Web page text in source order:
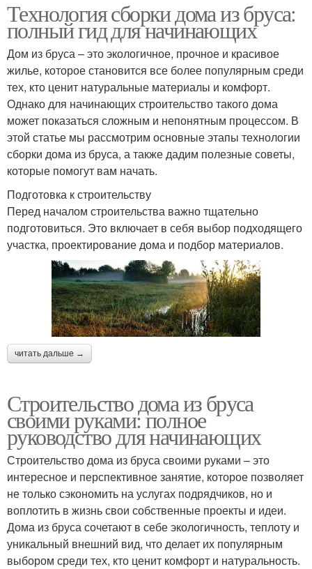
Технология сборки дома из бруса:
полный гид для начинающих
Дом из бруса – это экологичное, прочное и красивое
жилье, которое становится все более популярным среди
тех, кто ценит натуральные материалы и комфорт.
Однако для начинающих строительство такого дома
может показаться сложным и непонятным процессом. В
этой статье мы рассмотрим основные этапы технологии
сборки дома из бруса, а также дадим полезные советы,
которые помогут вам начать.
Подготовка к строительству
Перед началом строительства важно тщательно
подготовиться. Это включает в себя выбор подходящего
участка, проектирование дома и подбор материалов.
читать дальше →
Строительство дома из бруса
своими руками: полное
руководство для начинающих
Строительство дома из бруса своими руками – это
интересное и перспективное занятие, которое позволяет
не только сэкономить на услугах подрядчиков, но и
воплотить в жизнь свои собственные проекты и идеи.
Дома из бруса сочетают в себе экологичность, теплоту и
уникальный внешний вид, что делает их популярным
выбором среди тех, кто ценит комфорт и натуральность.